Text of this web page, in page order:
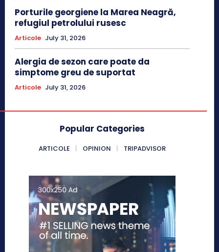
Porturile georgiene la Marea Neagră,
refugiul petrolului rusesc
Articole July 31, 2026
Alergia de sezon care poate da
simptome greu de suportat
Articole July 31, 2026
Popular Categories
ARTICOLE OPINION TRIPADVISOR